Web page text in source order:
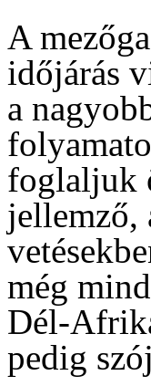
A
időjárás
a
foglaljuk
jellemző,
még
Dél-
pedig